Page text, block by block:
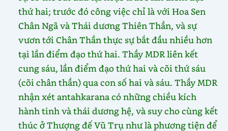
thứ hai; trước đó công việc chỉ là với Hoa Sen
Chân Ngã và Thái dương Thiên Thần, và sự
vươn tới Chân Thần thực sự bắt đầu nhiều hơn
tại lần điểm đạo thứ hai. Thầy MDR liên kết
cung sáu, lần điểm đạo thứ hai và cõi thứ sáu
(cõi chân thần) qua con số hai và sáu. Thầy MDR
nhận xét antahkarana có những chiều kích
hành tinh và thái dương hệ, và suy cho cùng kết
thúc ở Thượng đế Vũ Trụ như là phương tiện để